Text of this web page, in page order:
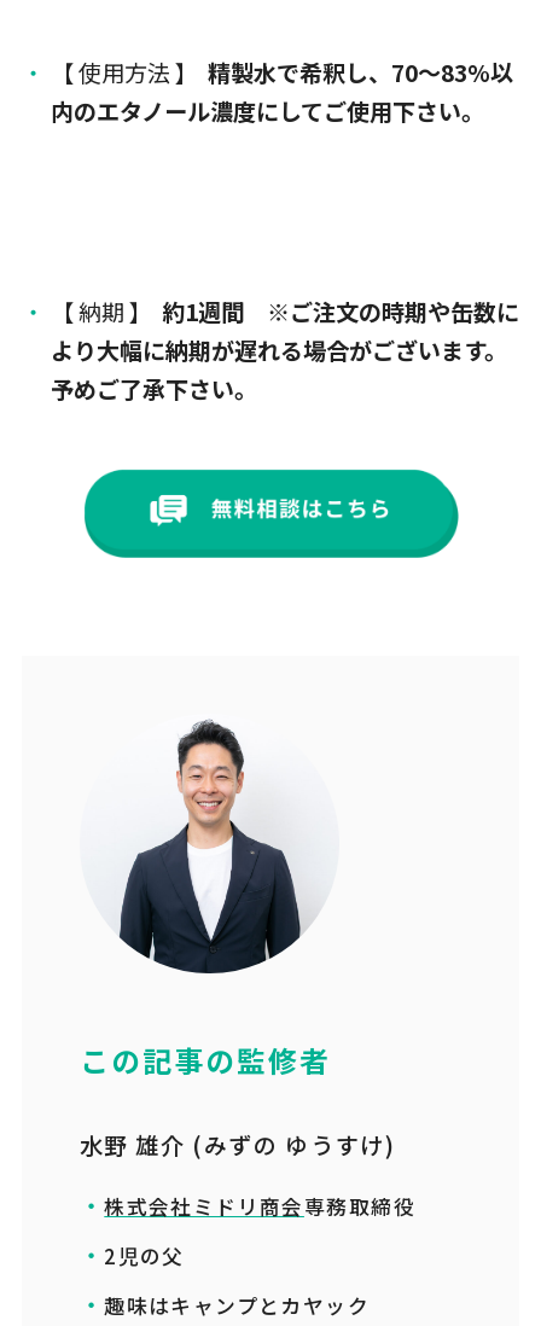
【 使用方法 】 精製水で希釈し、 70〜83%以
内のエタノール濃度にしてご使用下さい。
【 納期 】 約1週間
※ご注文の時期や缶数に
より大幅に納期が遅れる場合がございます。
予めご了承下さい。
この記事の監修者
水野 雄介 (みずの ゆうすけ)
株式会社ミドリ商会専務取締役
2児の父
趣味はキャンプとカヤック